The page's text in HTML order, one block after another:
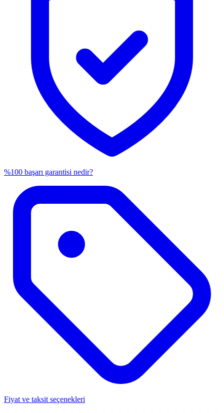
%100 başarı garantisi nedir?
Fiyat ve taksit seçenekleri